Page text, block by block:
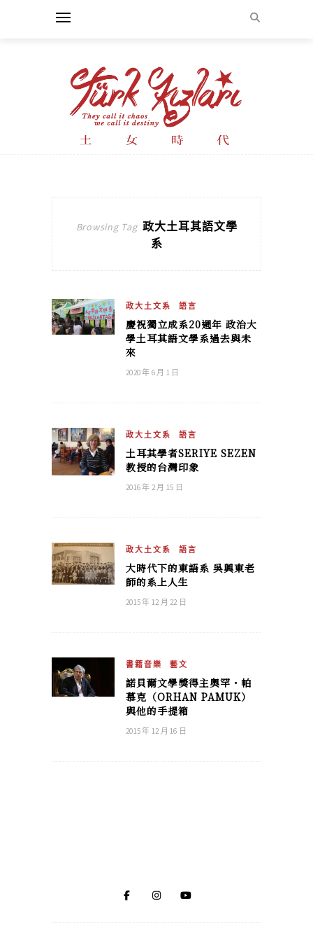
Browsing Tag 政大土耳其語文學
系
政大土文系 語言
慶祝獨立成系20週年 政治大
學土耳其語文學系過去與未
來
2020 年 6 月 1 日
政大土文系 語言
土耳其學者SERIYE SEZEN
教授的台灣印象
2016 年 2 月 15 日
政大土文系 語言
大時代下的東語系 吳興東老
師的系上人生
2015 年 12 月 22 日
書籍音樂 藝文
諾貝爾文學獎得主奧罕・帕
慕克（ORHAN PAMUK）
與他的手提箱
2015 年 12 月 16 日